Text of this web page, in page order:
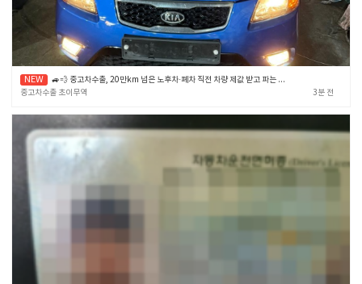
🚙💨 중고차수출, 20만km 넘은 노후차·폐차 직전 차량 제값 받고 파는 확실한 노하우 🎯✨ (중고차수출 초이무역)
중고차수출 초이무역
3분 전